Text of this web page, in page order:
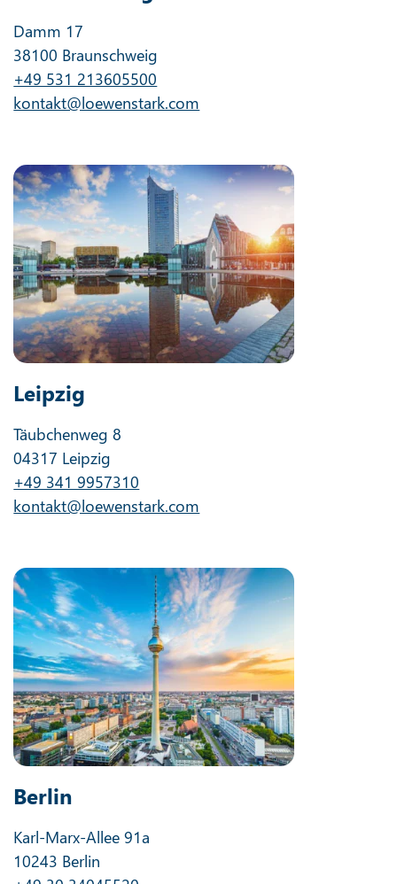
Damm 17
38100 Braunschweig
+49 531 213605500
kontakt@loewenstark.com
Leipzig
Täubchenweg 8
04317 Leipzig
+49 341 9957310
kontakt@loewenstark.com
Berlin
Karl-Marx-Allee 91a
10243 Berlin